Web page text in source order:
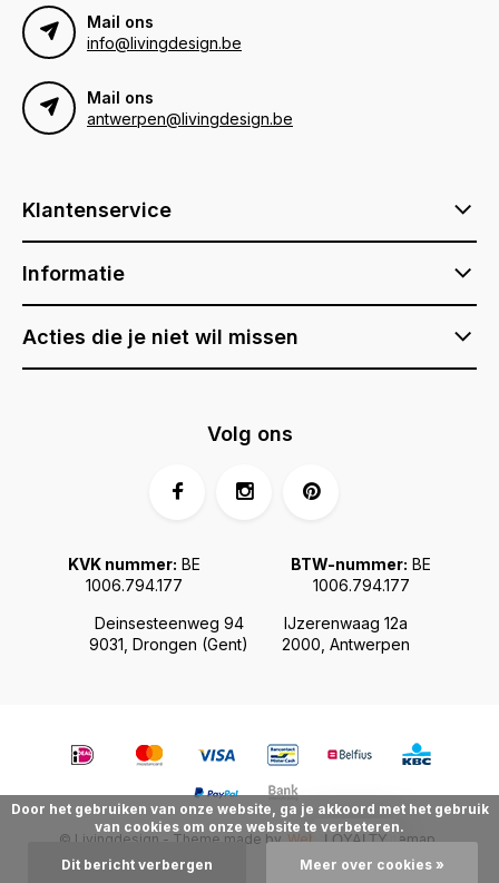
Mail ons
info@livingdesign.be
Mail ons
antwerpen@livingdesign.be
Klantenservice
Informatie
Acties die je niet wil missen
Deinsesteenweg 94
9031, Drongen (Gent)
IJzerenwaag 12a
2000, Antwerpen
KVK nummer: BE
1006.794.177
BTW-nummer: BE
1006.794.177
Volg ons
© Livingdesign - Theme made by Webdinge.nl Sitemap
Door het gebruiken van onze website, ga je akkoord met het gebruik
van cookies om onze website te verbeteren.
Dit bericht verbergen Meer over cookies »
LOYALTY